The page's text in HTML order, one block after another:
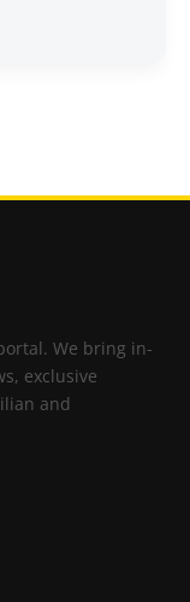
We bring in-
exclusive
and